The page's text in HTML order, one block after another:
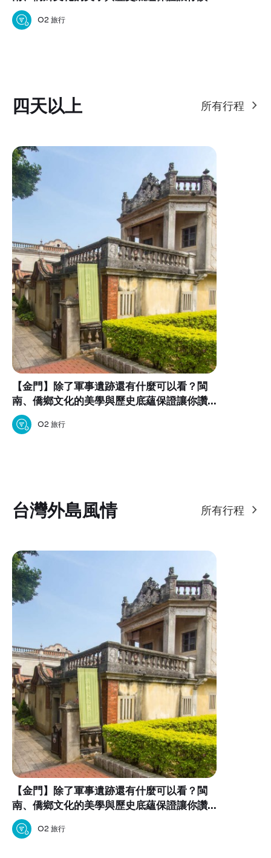
嘆不已！
O2 旅行
四天以上 所有行程
【金門】除了軍事遺跡還有什麼可以看？閩
南、僑鄉文化的美學與歷史底蘊保證讓你讚
嘆不已！
O2 旅行
台灣外島風情 所有行程
【金門】除了軍事遺跡還有什麼可以看？閩
南、僑鄉文化的美學與歷史底蘊保證讓你讚
嘆不已！
O2 旅行